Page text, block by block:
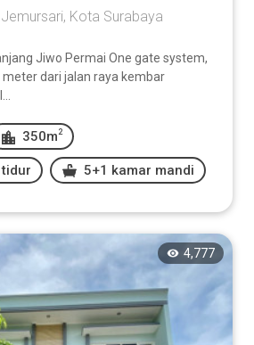
Kota Surabaya
Jiwo Permai One gate system,
dari jalan raya kembar
350m 2
5+1 kamar mandi
4,777